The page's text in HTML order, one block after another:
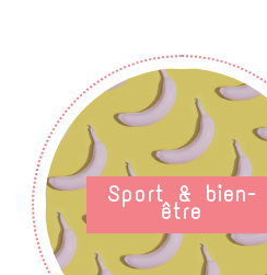
Sport & bien-
être